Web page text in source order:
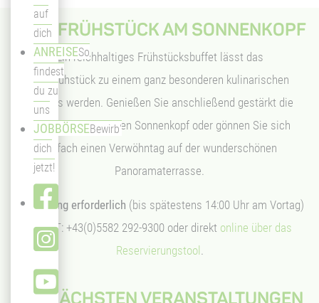
auf
dich
ANREISESo
findest
du zu
uns
JOBBÖRSEBewirb'
dich
jetzt!
BERGFRÜHSTÜCK AM SONNENKOPF
Ein reichhaltiges Frühstücksbuffet lässt das
Bergfrühstück zu einem ganz besonderen kulinarischen
Erlebnis werden. Genießen Sie anschließend gestärkt die
Bergwelt rund um den Sonnenkopf oder gönnen Sie sich
einfach einen Verwöhntag auf der wunderschönen
Panoramaterrasse.
Anmeldung erforderlich (bis spätestens 14:00 Uhr am Vortag)
unter T: +43(0)5582 292-9300 oder direkt online über das
Reservierungstool .
DIE NÄCHSTEN VERANSTALTUNGEN